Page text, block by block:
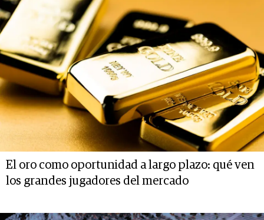
El oro como oportunidad a largo plazo: qué ven
los grandes jugadores del mercado